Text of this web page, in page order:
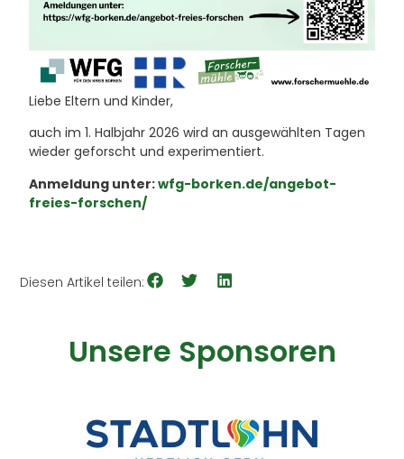
Liebe Eltern und Kinder,
auch im 1. Halbjahr 2026 wird an ausgewählten Tagen
wieder geforscht und experimentiert.
Anmeldung unter:wfg-borken.de/angebot-
freies-forschen/
Diesen Artikel teilen:
Unsere Sponsoren